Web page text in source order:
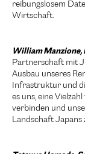
reibungslosem
Wirtschaft.
William Manzione,
Partnerschaft mit
Ausbau unseres
Infrastruktur und
es uns, eine
verbinden und
Landschaft Japans